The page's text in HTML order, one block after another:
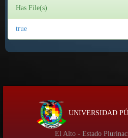
Has File(s)
true
UNIVERSIDAD
El Alto - Estado